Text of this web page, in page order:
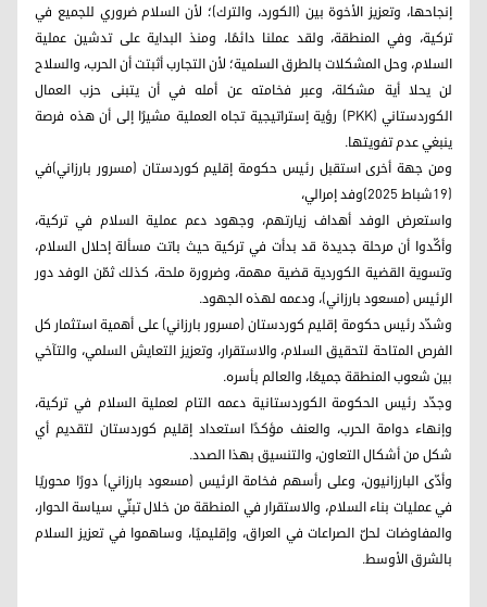
إنجاحها، وتعزيز الأخوة بين (الكورد، والترك)؛ لأن السلام ضروري للجميع في
تركية، وفي المنطقة، ولقد عملنا دائمًا، ومنذ البداية على تدشين عملية
السلام، وحل المشكلات بالطرق السلمية؛ لأن التجارب أثبتت أن الحرب، والسلاح
لن يحلا أية مشكلة، وعبر فخامته عن أمله في أن يتبنى حزب العمال
الكوردستاني (PKK) رؤية إستراتيجية تجاه العملية مشيرًا إلى أن هذه فرصة
ينبغي عدم تفويتها.
ومن جهة أخرى استقبل رئيس حكومة إقليم كوردستان (مسرور بارزاني)في
(19شباط 2025)وفد إمرالي،
واستعرض الوفد أهداف زيارتهم، وجهود دعم عملية السلام في تركية،
وأكّدوا أن مرحلة جديدة قد بدأت في تركية حيث باتت مسألة إحلال السلام،
وتسوية القضية الكوردية قضية مهمة، وضرورة ملحة، كذلك ثمّن الوفد دور
الرئيس (مسعود بارزاني)، ودعمه لهذه الجهود.
وشدّد رئيس حكومة إقليم كوردستان (مسرور بارزاني) على أهمية استثمار كل
الفرص المتاحة لتحقيق السلام، والاستقرار، وتعزيز التعايش السلمي، والتآخي
بين شعوب المنطقة جميعًا، والعالم بأسره.
وجدّد رئيس الحكومة الكوردستانية دعمه التام لعملية السلام في تركية،
وإنهاء دوامة الحرب، والعنف مؤكدًا استعداد إقليم كوردستان لتقديم أي
شكل من أشكال التعاون، والتنسيق بهذا الصدد.
وأدّى البارزانيون، وعلى رأسهم فخامة الرئيس (مسعود بارزاني) دورًا محوريًا
في عمليات بناء السلام، والاستقرار في المنطقة من خلال تبنّي سياسة الحوار،
والمفاوضات لحلّ الصراعات في العراق، وإقليميًا، وساهموا في تعزيز السلام
بالشرق الأوسط.